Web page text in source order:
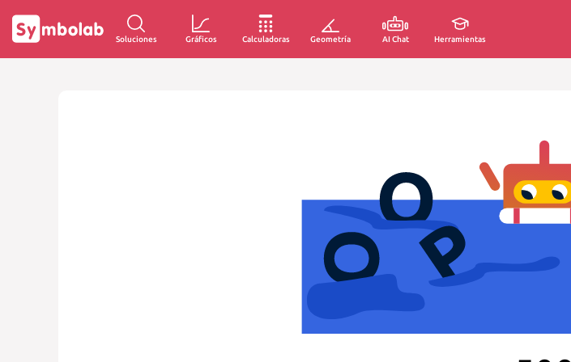
Soluciones Gráficos Calculadoras Geometría AI Chat Herramientas